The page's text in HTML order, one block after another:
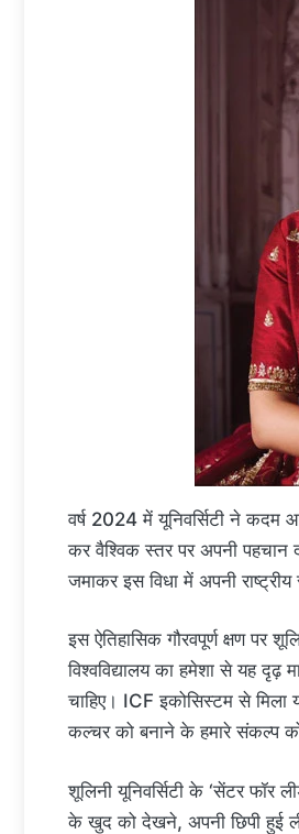
वर्ष 2024 में यूनिवर्सिटी ने
कर वैश्विक स्तर पर अपनी पहचान
जमाकर इस विधा में अपनी राष्ट्रीय
इस ऐतिहासिक गौरवपूर्ण क्षण पर
विश्वविद्यालय का हमेशा से यह दृढ़
चाहिए। ICF इकोसिस्टम से मिला
कल्चर को बनाने के हमारे संकल्प
शूलिनी यूनिवर्सिटी के ‘सेंटर फॉर
के खुद को देखने, अपनी छिपी हुई